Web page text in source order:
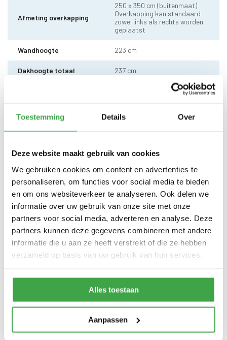
Toestemming Details Over
Deze website maakt gebruik van cookies
We gebruiken cookies om content en advertenties te
personaliseren, om functies voor social media te bieden
en om ons websiteverkeer te analyseren. Ook delen we
informatie over uw gebruik van onze site met onze
partners voor social media, adverteren en analyse. Deze
partners kunnen deze gegevens combineren met andere
informatie die u aan ze heeft verstrekt of die ze hebben
verzameld op basis van uw gebruik van hun services.
Alles toestaan
Aanpassen
Afmeting overkapping
250 x 350 cm (buitenmaat)
Overkapping kan standaard
zowel links als rechts worden
geplaatst
Wandhoogte 223 cm
Dakhoogte totaal 237 cm
10 x 10 cm - 3 stuks incl.
Dakhout 18 mm dakhout
Dakbedekking
tot aan maaiveld - 10 jaar
Enkele deur zonder drempel -
voorzien van echt glas
Doorloophoogte deur
Bevestigingsmaterialen
Alle bevestigingsmaterialen
zijn inbegrepen
Draairichting deur*